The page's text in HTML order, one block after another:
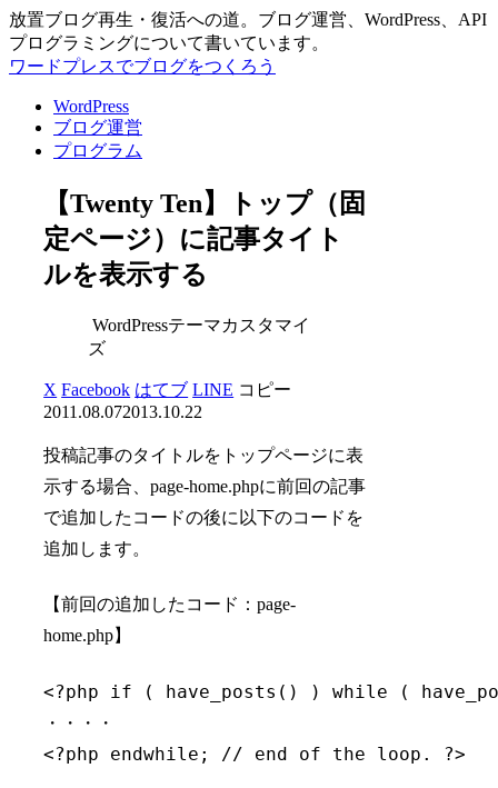
放置ブログ再生・復活への道。ブログ運営、WordPress、API
プログラミングについて書いています。
ワードプレスでブログをつくろう
WordPress
ブログ運営
プログラム
【Twenty Ten】トップ（固
定ページ）に記事タイト
ルを表示する
WordPressテーマカスタマイ
ズ
X Facebook はてブ LINE コピー
2011.08.072013.10.22
投稿記事のタイトルをトップページに表
示する場合、page-home.phpに前回の記事
で追加したコードの後に以下のコードを
追加します。
【前回の追加したコード：page-
home.php】
<?php if ( have_posts() ) while (
・・・・